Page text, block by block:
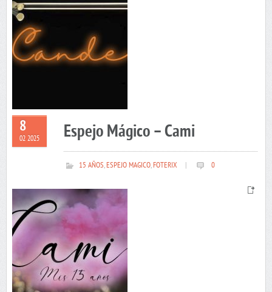
8
02 2025 Espejo Mágico – Cami
15 AÑOS,ESPEJO MAGICO,FOTERIX 0